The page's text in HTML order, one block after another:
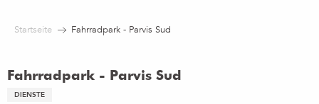
Startseite Fahrradpark - Parvis Sud
Fahrradpark - Parvis Sud
DIENSTE